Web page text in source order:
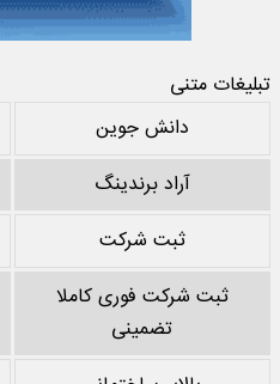
تبلیغات متنی
دانش جوین
آراد برندینگ
ثبت شرکت
ثبت شرکت فوری کاملا
تضمینی